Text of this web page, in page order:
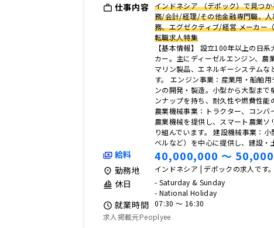
仕事内容 インドネシア （デポック）で見つ
務/会計/経理/その他金融専門職、
務、エグゼクティブ/経営 メーカー
転職求人特集
【基本情報】 設立100年以上の日
カー。主にディーゼルエンジン、農
マリン製品、エネルギーシステムな
す。 エンジン事業：産業用・船舶
ンの開発・製造。小型から大型まで
ンナップを持ち、耐久性や燃費性能
農業機械事業：トラクター、コンバ
農業機械を提供し、スマート農業ソ
り組んでいます。 建設機械事業：
ベルなど）を中心に提供し、建設
給料 40,000,000 〜
勤務地 インドネシア | デポックの求人です。
休日
- Saturday & Sunday
- National Holiday
就業時間 07:30 〜 16:30
求人掲載元Peoplyee